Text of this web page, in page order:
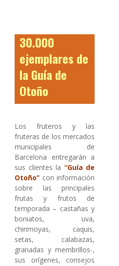
30.000
ejemplares de
la Guía de
Otoño
Los fruteros y las
fruteras de los mercados
municipales de
Barcelona entregarán a
sus clientes la “Guía de
Otoño” con información
sobre las principales
frutas y frutos de
temporada – castañas y
boniatos, uva,
chirimoyas, caquis,
setas, calabazas,
granadas y membrillos-,
sus orígenes, consejos